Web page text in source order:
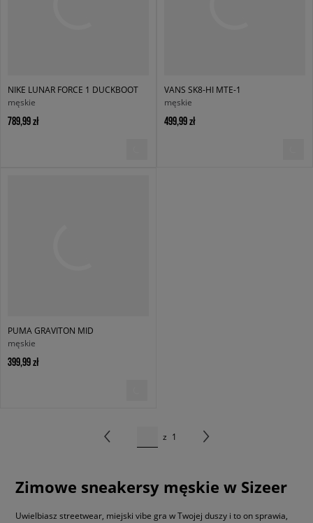
NIKE LUNAR FORCE 1 DUCKBOOT
męskie
789,99 zł
VANS SK8-HI MTE-1
męskie
499,99 zł
PUMA GRAVITON MID
męskie
399,99 zł
z 1
Zimowe sneakersy męskie w Sizeer
Uwielbiasz streetwear, miejski vibe gra w Twojej duszy i to on sprawia,